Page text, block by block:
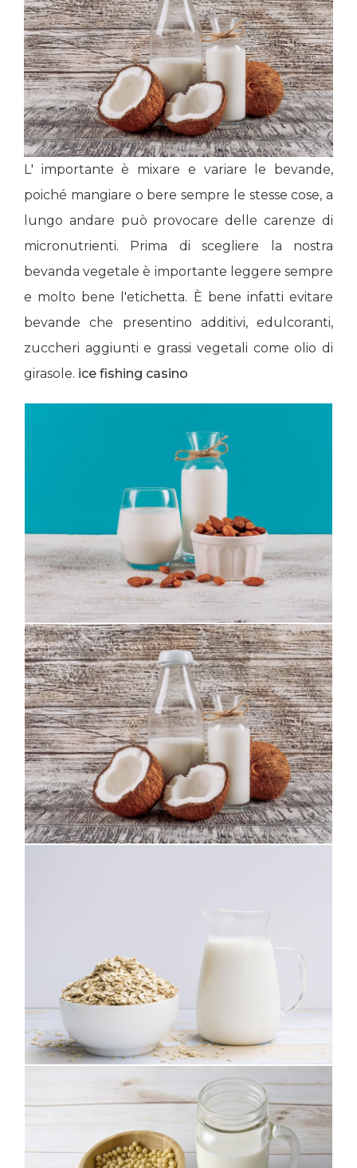
L' importante è mixare e variare le bevande,
poiché mangiare o bere sempre le stesse cose, a
lungo andare può provocare delle carenze di
micronutrienti. Prima di scegliere la nostra
bevanda vegetale è importante leggere sempre
e molto bene l'etichetta. È bene infatti evitare
bevande che presentino additivi, edulcoranti,
zuccheri aggiunti e grassi vegetali come olio di
girasole. ice fishing casino